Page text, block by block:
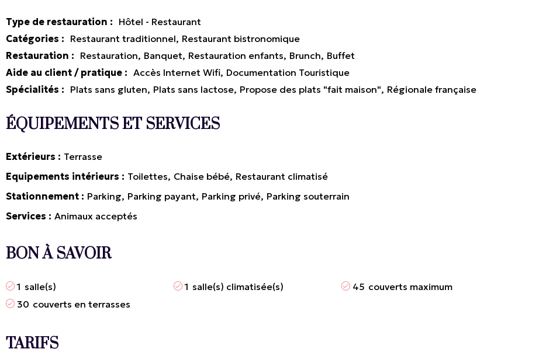
Type de restauration : Hôtel - Restaurant
Catégories : Restaurant traditionnel Restaurant bistronomique
Restauration : Restauration Banquet Restauration enfants Brunch Buffet
Aide au client / pratique : Accès Internet Wifi Documentation Touristique
Spécialités : Plats sans gluten Plats sans lactose Propose des plats "fait maison" Régionale française
ÉQUIPEMENTS ET SERVICES
Extérieurs
Terrasse
Equipements intérieurs
Toilettes Chaise bébé Restaurant climatisé
Stationnement
Parking Parking payant Parking privé Parking souterrain
Services
Animaux acceptés
BON À SAVOIR
1 salle(s) 1 salle(s) climatisée(s) 45 couverts maximum
30 couverts en terrasses
TARIFS